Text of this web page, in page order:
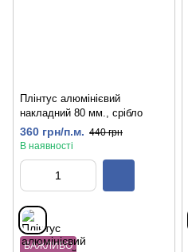
Плінтус алюмінієвий
накладний 80 мм., срібло
360 грн/п.м. 440 грн
В наявності
ВАЖЛИВО